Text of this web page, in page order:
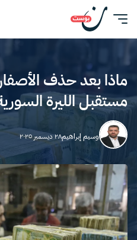
ماذا بعد حذف
مستقبل الليرة
وسيم إبراهيم٢٨ ديسمبر ٢٠٢٥